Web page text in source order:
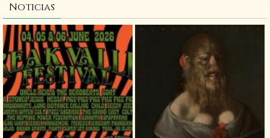
Noticias